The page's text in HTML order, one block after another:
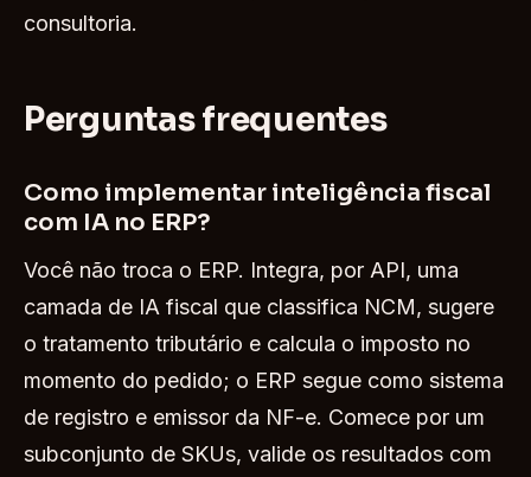
consultoria.
Perguntas frequentes
Como implementar inteligência fiscal
com IA no ERP?
Você não troca o ERP. Integra, por API, uma
camada de IA fiscal que classifica NCM, sugere
o tratamento tributário e calcula o imposto no
momento do pedido; o ERP segue como sistema
de registro e emissor da NF-e. Comece por um
subconjunto de SKUs, valide os resultados com